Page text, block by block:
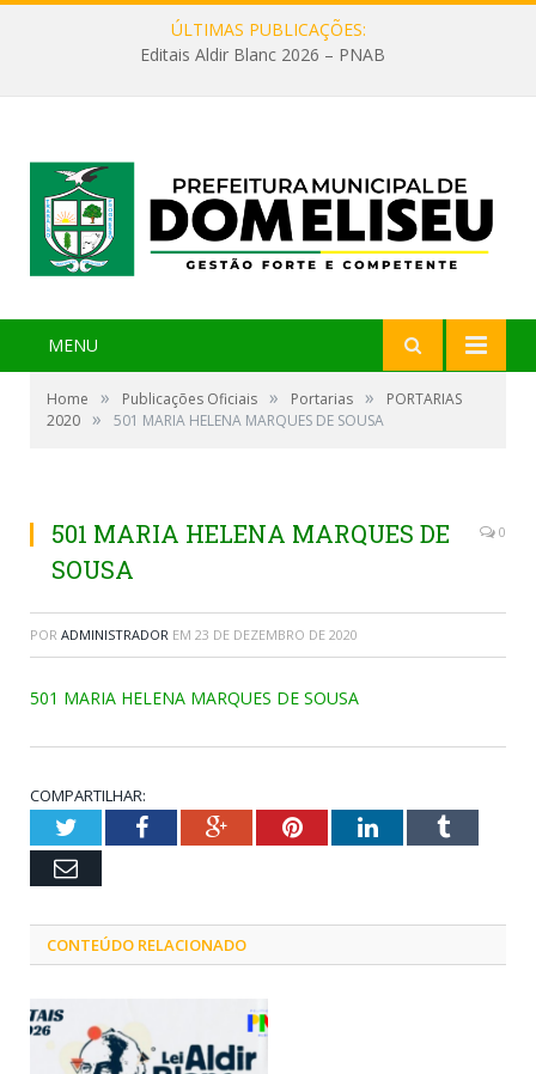
ÚLTIMAS PUBLICAÇÕES:
Editais Aldir Blanc 2026 – PNAB
MENU
Home » Publicações Oficiais » Portarias »
PORTARIAS
2020 » 501 MARIA HELENA MARQUES DE SOUSA
501 MARIA HELENA MARQUES DE
SOUSA
0
POR ADMINISTRADOR EM 23 DE DEZEMBRO DE 2020
501 MARIA HELENA MARQUES DE SOUSA
COMPARTILHAR:
TwitterFacebookGoogle+PinterestLinkedInTumblr
Email
CONTEÚDO RELACIONADO